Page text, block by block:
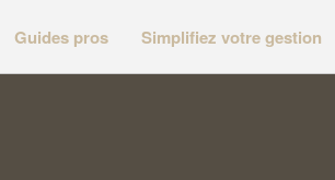
Guides pros Simplifiez votre gestion